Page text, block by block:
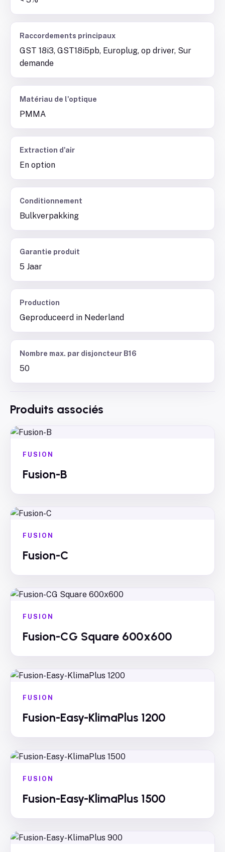
Raccordements principaux
GST 18i3, GST18i5pb, Europlug, op driver, Sur
demande
Matériau de l'optique
PMMA
Extraction d'air
En option
Conditionnement
Bulkverpakking
Garantie produit
5 Jaar
Production
Geproduceerd in Nederland
Nombre max. par disjoncteur B16
50
Produits associés
FUSION
Fusion-B
FUSION
Fusion-C
FUSION
Fusion-CG Square 600x600
FUSION
Fusion-Easy-KlimaPlus 1200
FUSION
Fusion-Easy-KlimaPlus 1500